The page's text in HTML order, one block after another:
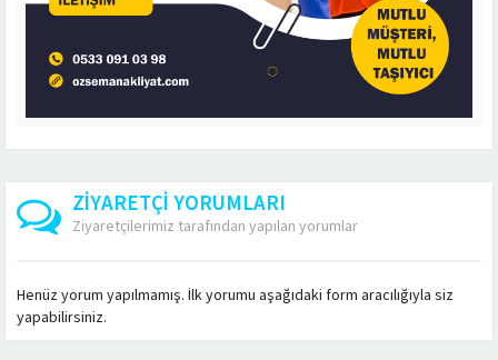
ZİYARETÇİ YORUMLARI
Ziyaretçilerimiz tarafından yapılan yorumlar
Henüz yorum yapılmamış. İlk yorumu aşağıdaki form aracılığıyla siz
yapabilirsiniz.